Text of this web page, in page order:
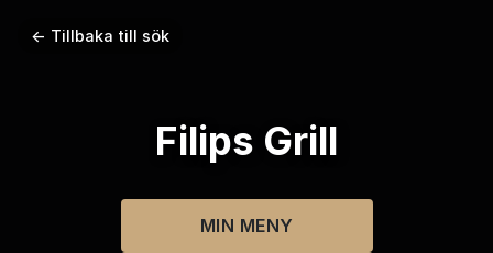
← Tillbaka till sök
Filips Grill
MIN MENY